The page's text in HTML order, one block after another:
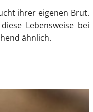
ihrer eigenen Brut.
Lebensweise bei
ähnlich.